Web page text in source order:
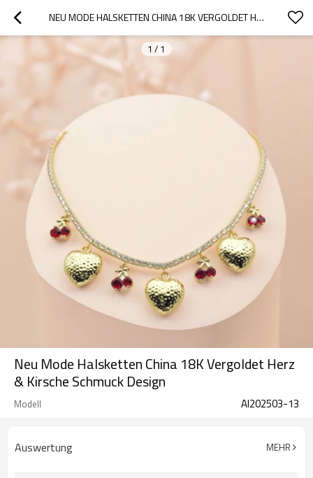
NEU MODE HALSKETTEN CHINA 18K VERGOLDET HERZ & KIRSCHE SCHMUCK DESIGN
1 / 1
Neu Mode Halsketten China 18K Vergoldet Herz
& Kirsche Schmuck Design
Modell AI202503-13
Auswertung MEHR